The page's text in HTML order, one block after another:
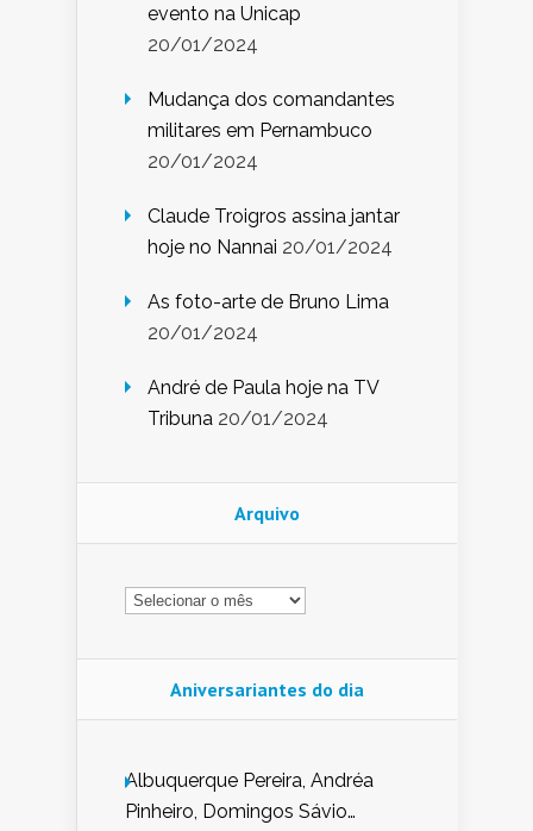
evento na Unicap
20/01/2024
Mudança dos comandantes
militares em Pernambuco
20/01/2024
Claude Troigros assina jantar
hoje no Nannai 20/01/2024
As foto-arte de Bruno Lima
20/01/2024
André de Paula hoje na TV
Tribuna 20/01/2024
Arquivo
Arquivo
Aniversariantes do dia
Albuquerque Pereira, Andréa
Pinheiro, Domingos Sávio